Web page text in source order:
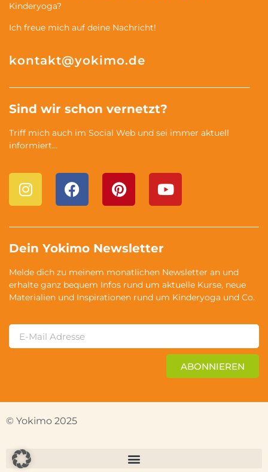
Kinderyoga?
Ich freue mich auf deine Nachricht!
kontakt@yokimo.de
Sind wir schon vernetzt?
Triff mich auch im Social Web und sei immer aktuell
informiert…
Dein Yokimo Newsletter
Melde dich zu meinem monatlichen Newsletter an und
erhalte ganz bequem Infos rund um aktuelle Kurse, neue
Materialien und Inspirationen rund um Kinderyoga und Co.
ABONNIEREN
© Yokimo 2025